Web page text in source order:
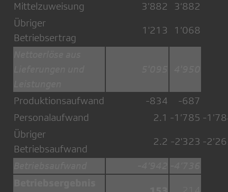
Mittelzuweisung 3’882
3‘882
Übriger
Betriebsertrag
1'213 1’068
Produktionsaufwand -834
-687
Personalaufwand
2.1 -1’785 -
Übriger
Betriebsaufwand
2.2 -2'323 -